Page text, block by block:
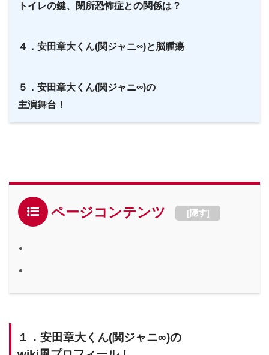
トイレの鍵、閉所恐怖症との関係は？
４．安田章大くん(関ジャニ∞)と脳腫瘍
５．安田章大くん(関ジャニ∞)の
主演舞台！
ページコンテンツ [隠す]
１．安田章大くん(関ジャニ∞)の